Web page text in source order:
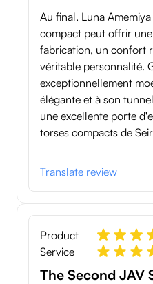
Au final, Luna
compact peut offrir
fabrication, un confort
véritable personnalité.
exceptionnellement
élégante et à son
une excellente porte
torses compacts de
Translate review
Product
Service
The Second JAV